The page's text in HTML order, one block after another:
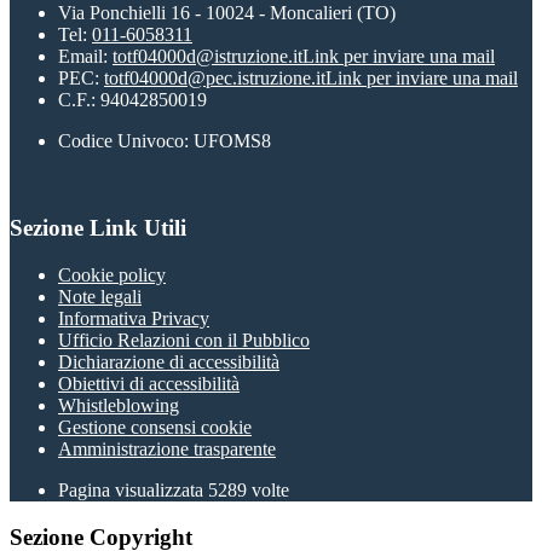
Via Ponchielli 16 - 10024 - Moncalieri (TO)
Tel: 011-6058311
Email: totf04000d@istruzione.itLink per inviare una mail
PEC: totf04000d@pec.istruzione.itLink per inviare una mail
C.F.: 94042850019
Codice Univoco: UFOMS8
Sezione Link Utili
Cookie policy
Note legali
Informativa Privacy
Ufficio Relazioni con il Pubblico
Dichiarazione di accessibilità
Obiettivi di accessibilità
Whistleblowing
Gestione consensi cookie
Amministrazione trasparente
Pagina visualizzata 5289 volte
Sezione Copyright